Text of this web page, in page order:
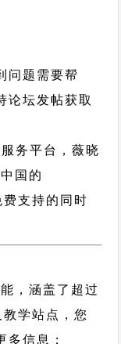
问题需要帮
论坛发帖获取
务平台，薇晓
国的
支持的同时
，涵盖了超过
学站点，您
多信息；